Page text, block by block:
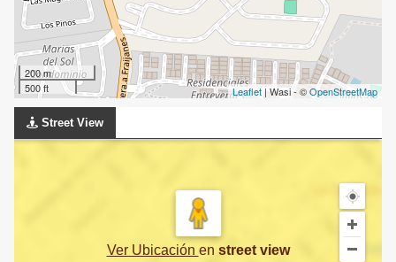
200 m
500 ft
Leaflet| Wasi - ©OpenStreetMap
Street View
Ver Ubicación en street view